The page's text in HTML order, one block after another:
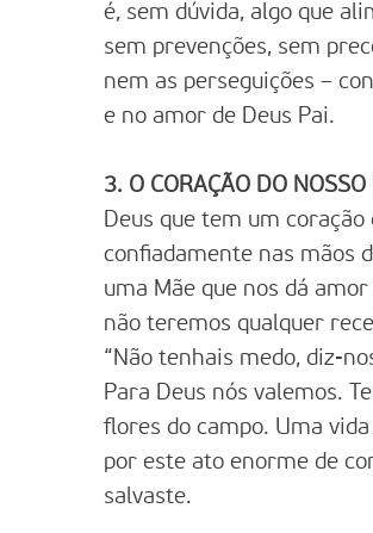
é, sem dúvida, algo que
sem prevenções, sem
nem as perseguições –
e no amor de Deus Pai.
3. O CORAÇÃO DO NOSSO
Deus que tem um
confiadamente nas mãos
uma Mãe que nos dá
não teremos qualquer
“Não tenhais medo, diz-
Para Deus nós valemos.
flores do campo. Uma
por este ato enorme de
salvaste.